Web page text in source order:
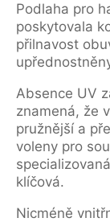
Podlaha pro
poskytovala
přilnavost
Absence UV
znamená, že
pružnější a
voleny pro
klíčová.
Nicméně